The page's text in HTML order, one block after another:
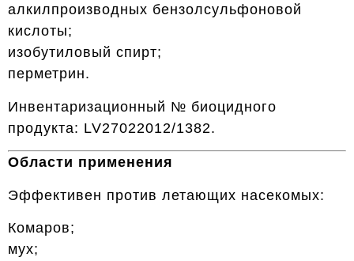
алкилпроизводных бензолсульфоновой
кислоты;
изобутиловый спирт;
перметрин.
Инвентаризационный № биоцидного
продукта: LV27022012/1382.
Области применения
Эффективен против летающих насекомых:
Комаров;
мух;